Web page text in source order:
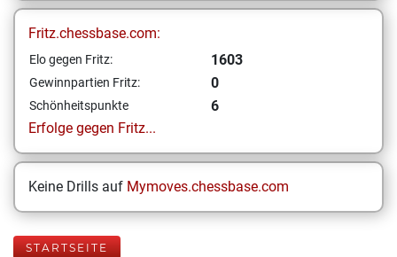
Fritz.chessbase.com:
Elo gegen Fritz: 1603
Gewinnpartien Fritz: 0
Schönheitspunkte
6
Erfolge gegen Fritz...
Keine Drills auf Mymoves.chessbase.com
STARTSEITE